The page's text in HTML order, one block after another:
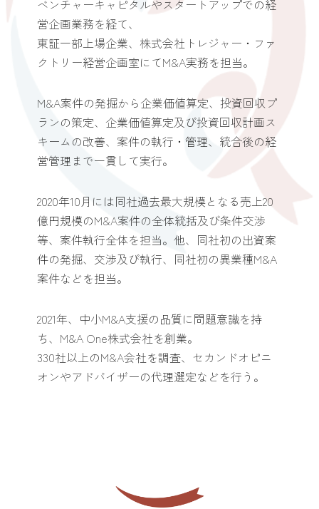
ベンチャーキャピタルやスタートアップでの経
営企画業務を経て、
東証一部上場企業、株式会社トレジャー・ファ
クトリー経営企画室にてM&A実務を担当。
M&A案件の発掘から企業価値算定、投資回収プ
ランの策定、企業価値算定及び投資回収計画ス
キームの改善、案件の執行・管理、統合後の経
営管理まで一貫して実行。
2020年10月には同社過去最大規模となる売上20
億円規模のM&A案件の全体統括及び条件交渉
等、案件執行全体を担当。他、同社初の出資案
件の発掘、交渉及び執行、同社初の異業種M&A
案件などを担当。
2021年、中小M&A支援の品質に問題意識を持
ち、M&A One株式会社を創業。
330社以上のM&A会社を調査、セカンドオピニ
オンやアドバイザーの代理選定などを行う。